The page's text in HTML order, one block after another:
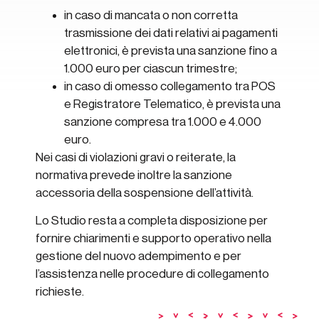
in caso di mancata o non corretta
trasmissione dei dati relativi ai pagamenti
elettronici, è prevista una sanzione fino a
1.000 euro per ciascun trimestre;
in caso di omesso collegamento tra POS
e Registratore Telematico, è prevista una
sanzione compresa tra 1.000 e 4.000
euro.
Nei casi di violazioni gravi o reiterate, la
normativa prevede inoltre la sanzione
accessoria della sospensione dell’attività.
Lo Studio resta a completa disposizione per
fornire chiarimenti e supporto operativo nella
gestione del nuovo adempimento e per
l’assistenza nelle procedure di collegamento
richieste.